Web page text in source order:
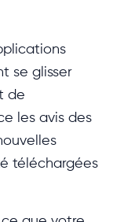
se glisser
de
les avis des
téléchargées